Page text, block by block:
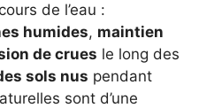
de l’eau :
humides, maintien
de crues le long des
sols nus pendant
sont d’une